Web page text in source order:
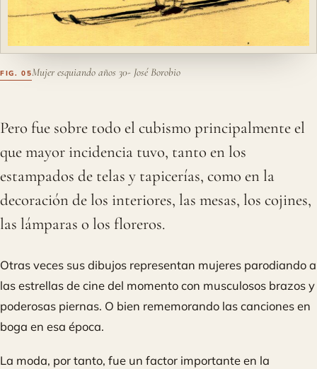
Mujer esquiando años 30- José Borobio
Pero fue sobre todo el cubismo principalmente el
que mayor incidencia tuvo, tanto en los
estampados de telas y tapicerías, como en la
decoración de los interiores, las mesas, los cojines,
las lámparas o los floreros.
Otras veces sus dibujos representan mujeres parodiando a
las estrellas de cine del momento con musculosos brazos y
poderosas piernas. O bien rememorando las canciones en
boga en esa época.
La moda, por tanto, fue un factor importante en la